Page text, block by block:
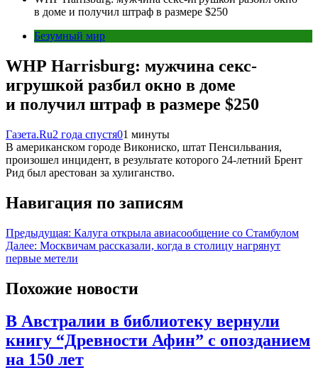
в доме и получил штраф в размере $250
Безумный мир
WHP Harrisburg: мужчина секс-
игрушкой разбил окно в доме
и получил штраф в размере $250
Газета.Ru2 года спустя01 минуты
В американском городе Викониско, штат Пенсильвания,
произошел инцидент, в результате которого 24-летний Брент
Рид был арестован за хулиганство.
Навигация по записям
Предыдущая: Калуга открыла авиасообщение со Стамбулом
Далее: Москвичам рассказали, когда в столицу нагрянут
первые метели
Похожие новости
В Австралии в библиотеку вернули
книгу “Древности Афин” с опозданием
на 150 лет